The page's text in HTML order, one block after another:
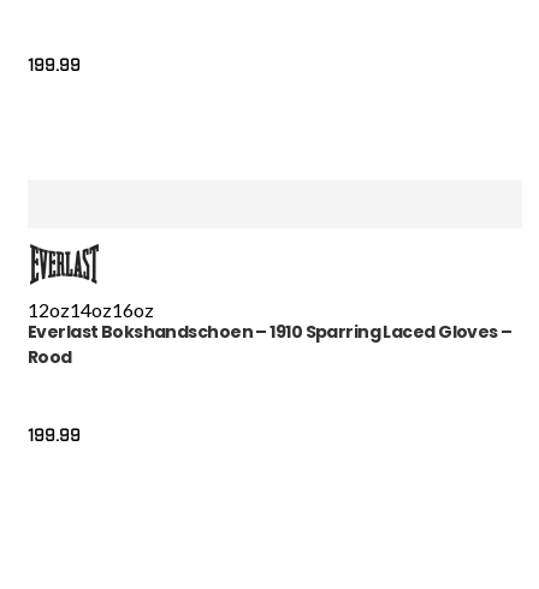
199.99
12oz14oz16oz
Everlast Bokshandschoen – 1910 Sparring Laced Gloves –
Rood
199.99